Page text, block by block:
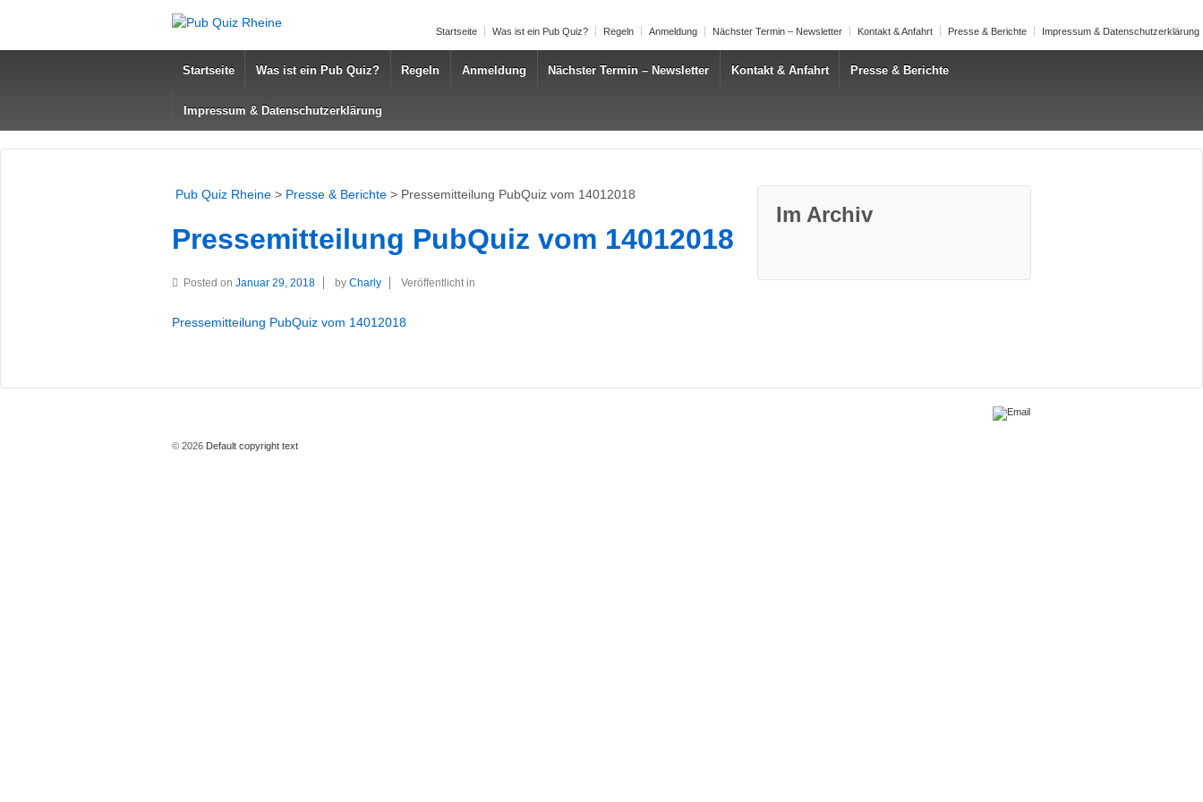
Startseite Was ist ein Pub Quiz? Regeln Anmeldung Nächster Termin – Newsletter Kontakt & Anfahrt Presse & Berichte Impressum & Datenschutzerklärung
Startseite Was ist ein Pub Quiz? Regeln Anmeldung Nächster Termin – Newsletter Kontakt & Anfahrt Presse & Berichte
Impressum & Datenschutzerklärung
Pub Quiz Rheine > Presse & Berichte > Pressemitteilung PubQuiz vom 14012018
Pressemitteilung PubQuiz vom 14012018
Posted on Januar 29, 2018 by Charly Veröffentlicht in
Pressemitteilung PubQuiz vom 14012018
Im Archiv
© 2026 Default copyright text